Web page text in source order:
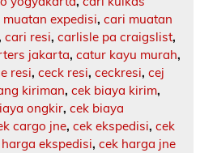
expedisi, cari muatan
cari resi, carlisle pa craigslist,
jakarta, catur kayu murah,
resi, ceck resi, ceckresi, cej
kiriman, cek biaya kirim,
ongkir, cek biaya
cargo jne, cek ekspedisi, cek
ekspedisi, cek harga jne